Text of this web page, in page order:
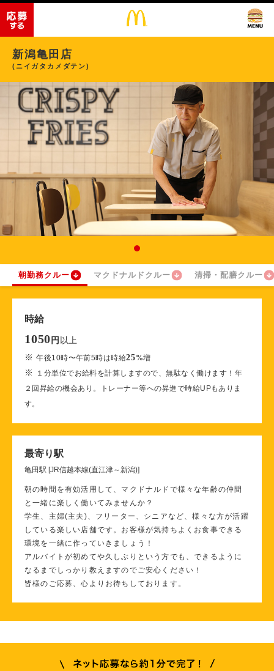
新潟亀田店
(ニイガタカメダテン)
朝勤務クルー マクドナルドクルー 清掃・配膳クルー
時給
1050 円 以上
※午後10時〜午前5時は時給25%増
※
１分単位でお給料を計算しますので、無駄なく働けます！年
２回昇給の機会あり。トレーナー等への昇進で時給UPもありま
す。
最寄り駅
亀田駅 [JR信越本線(直江津～新潟)]
朝の時間を有効活用して、マクドナルドで様々な年齢の仲間
と一緒に楽しく働いてみませんか？
学生、主婦(主夫)、フリーター、シニアなど、様々な方が活躍
している楽しい店舗です。お客様が気持ちよくお食事できる
環境を一緒に作っていきましょう！
アルバイトが初めてや久しぶりという方でも、できるように
なるまでしっかり教えますのでご安心ください！
皆様のご応募、心よりお待ちしております。